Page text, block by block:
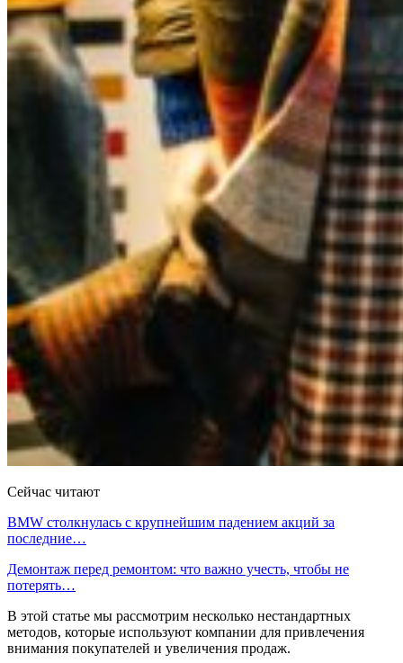
Сейчас читают
BMW столкнулась с крупнейшим падением акций за
последние…
Демонтаж перед ремонтом: что важно учесть, чтобы не
потерять…
В этой статье мы рассмотрим несколько нестандартных
методов, которые используют компании для привлечения
внимания покупателей и увеличения продаж.